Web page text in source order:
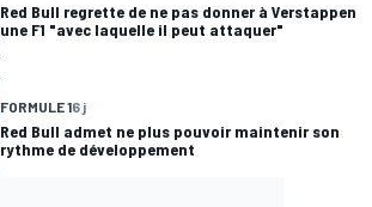
Red Bull regrette de ne pas donner à Verstappen
une F1 "avec laquelle il peut attaquer"
FORMULE 16 j
Red Bull admet ne plus pouvoir maintenir son
rythme de développement